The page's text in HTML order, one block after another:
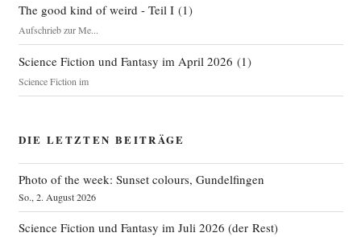
The good kind of weird - Teil I(1)
Aufschrieb zur Me...
Science Fiction und Fantasy im April 2026 (1)
Science Fiction im
DIE LETZTEN BEITRÄGE
Photo of the week: Sunset colours, Gundelfingen
So., 2. August 2026
Science Fiction und Fantasy im Juli 2026 (der Rest)